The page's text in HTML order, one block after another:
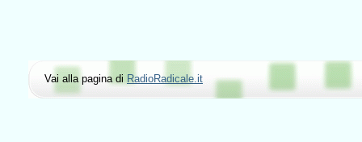
Vai alla pagina di RadioRadicale.it